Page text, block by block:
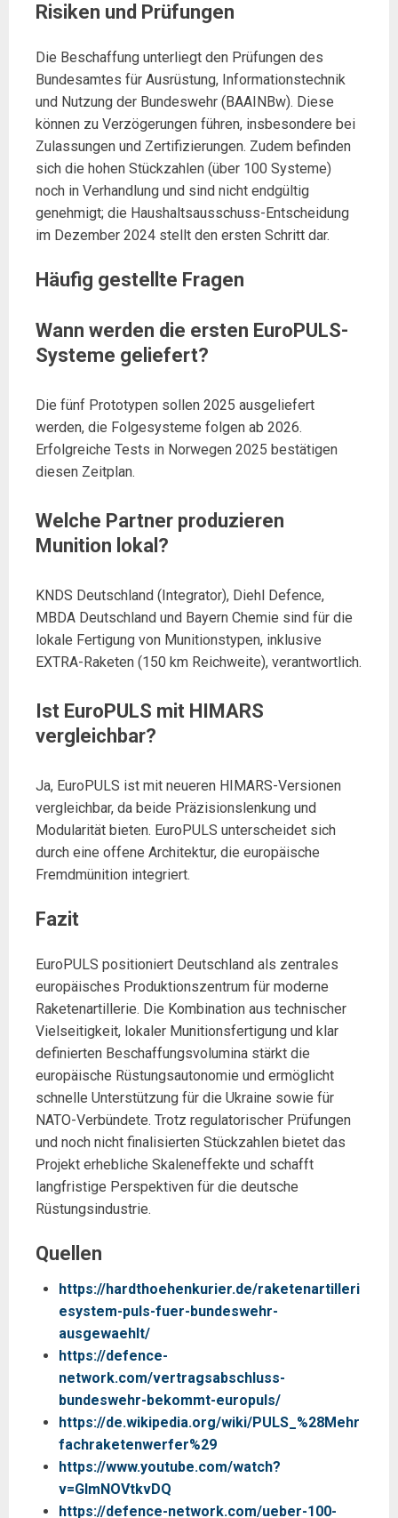
Risiken und Prüfungen
Die Beschaffung unterliegt den Prüfungen des
Bundesamtes für Ausrüstung, Informationstechnik
und Nutzung der Bundeswehr (BAAINBw). Diese
können zu Verzögerungen führen, insbesondere bei
Zulassungen und Zertifizierungen. Zudem befinden
sich die hohen Stückzahlen (über 100 Systeme)
noch in Verhandlung und sind nicht endgültig
genehmigt; die Haushaltsausschuss-Entscheidung
im Dezember 2024 stellt den ersten Schritt dar.
Häufig gestellte Fragen
Wann werden die ersten EuroPULS-
Systeme geliefert?
Die fünf Prototypen sollen 2025 ausgeliefert
werden, die Folgesysteme folgen ab 2026.
Erfolgreiche Tests in Norwegen 2025 bestätigen
diesen Zeitplan.
Welche Partner produzieren
Munition lokal?
KNDS Deutschland (Integrator), Diehl Defence,
MBDA Deutschland und Bayern Chemie sind für die
lokale Fertigung von Munitionstypen, inklusive
EXTRA-Raketen (150 km Reichweite), verantwortlich.
Ist EuroPULS mit HIMARS
vergleichbar?
Ja, EuroPULS ist mit neueren HIMARS-Versionen
vergleichbar, da beide Präzisionslenkung und
Modularität bieten. EuroPULS unterscheidet sich
durch eine offene Architektur, die europäische
Fremdmünition integriert.
Fazit
EuroPULS positioniert Deutschland als zentrales
europäisches Produktionszentrum für moderne
Raketenartillerie. Die Kombination aus technischer
Vielseitigkeit, lokaler Munitionsfertigung und klar
definierten Beschaffungsvolumina stärkt die
europäische Rüstungsautonomie und ermöglicht
schnelle Unterstützung für die Ukraine sowie für
NATO-Verbündete. Trotz regulatorischer Prüfungen
und noch nicht finalisierten Stückzahlen bietet das
Projekt erhebliche Skaleneffekte und schafft
langfristige Perspektiven für die deutsche
Rüstungsindustrie.
Quellen
https://hardthoehenkurier.de/raketenartilleri
esystem-puls-fuer-bundeswehr-
ausgewaehlt/
https://defence-
network.com/vertragsabschluss-
bundeswehr-bekommt-europuls/
https://de.wikipedia.org/wiki/PULS_%28Mehr
fachraketenwerfer%29
https://www.youtube.com/watch?
v=GImNOVtkvDQ
https://defence-network.com/ueber-100-